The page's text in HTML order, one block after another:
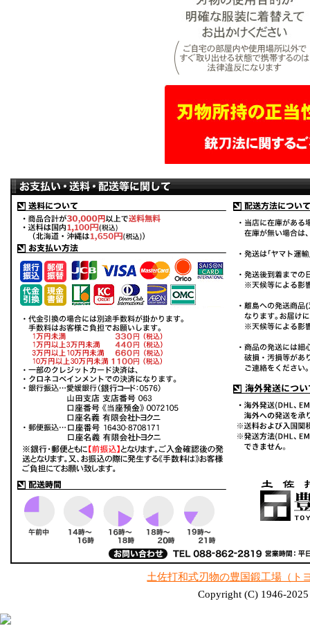
土佐打和式刃物の豊国鍛工場（ト
Copyright (C) 1946-